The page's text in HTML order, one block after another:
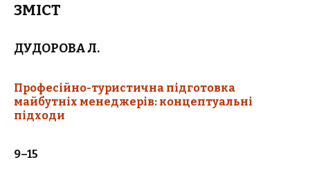
ЗМІСТ
ДУДОРОВА Л.
Професійно-туристична підготовка
майбутніх менеджерів: концептуальні
підходи
9–15